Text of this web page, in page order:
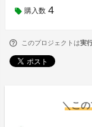
購入数 4
このプロジェクトは実
＼こ